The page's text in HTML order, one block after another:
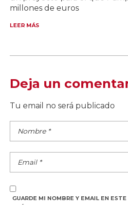
millones de euros
LEER MÁS
Deja un
Tu email no será publicado
GUARDE MI NOMBRE Y EMAIL EN ESTE